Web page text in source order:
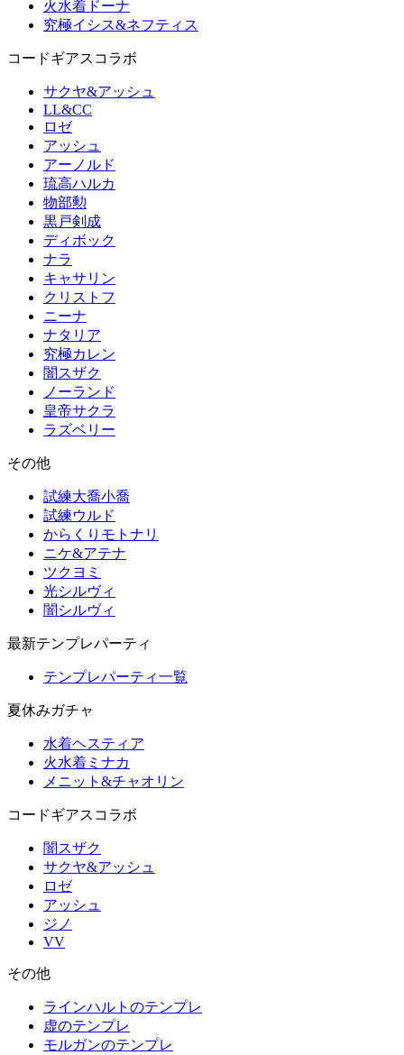
火水着ドーナ
究極イシス&ネフティス
コードギアスコラボ
サクヤ&アッシュ
LL&CC
ロゼ
アッシュ
アーノルド
琉高ハルカ
物部勲
黒戸剣成
ディボック
ナラ
キャサリン
クリストフ
ニーナ
ナタリア
究極カレン
闇スザク
ノーランド
皇帝サクラ
ラズベリー
その他
試練大喬小喬
試練ウルド
からくりモトナリ
ニケ&アテナ
ツクヨミ
光シルヴィ
闇シルヴィ
最新テンプレパーティ
テンプレパーティ一覧
夏休みガチャ
水着ヘスティア
火水着ミナカ
メニット&チャオリン
コードギアスコラボ
闇スザク
サクヤ&アッシュ
ロゼ
アッシュ
ジノ
VV
その他
ラインハルトのテンプレ
虚のテンプレ
モルガンのテンプレ